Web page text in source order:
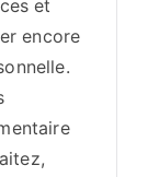
et
encore